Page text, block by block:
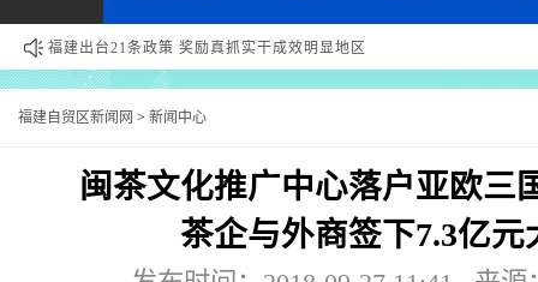
福建出台21条政策 奖励真抓实干成效明显地区
福建自贸区新闻网 新闻中心
闽茶文化推广中心落户亚欧三
茶企与外商签下7.3亿元